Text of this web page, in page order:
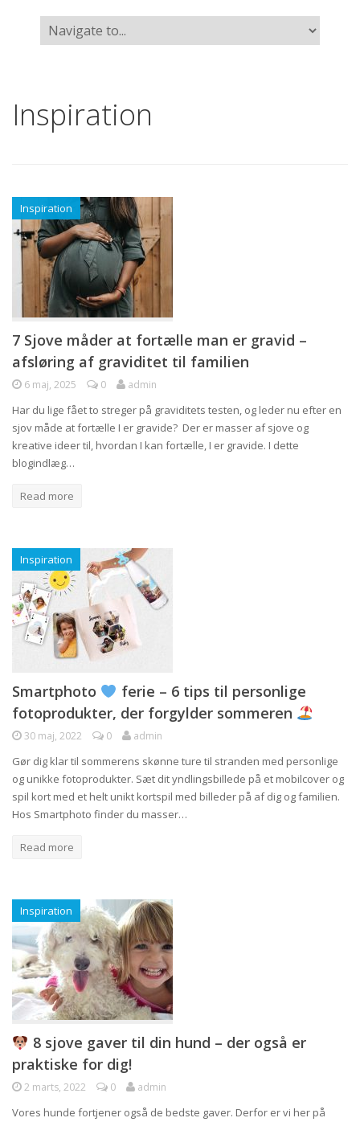
Inspiration
Inspiration
7 Sjove måder at fortælle man er gravid –
afsløring af graviditet til familien
6 maj, 2025 0 admin
Har du lige fået to streger på graviditets testen, og leder nu efter en
sjov måde at fortælle I er gravide? Der er masser af sjove og
kreative ideer til, hvordan I kan fortælle, I er gravide. I dette
blogindlæg…
Read more
Inspiration
Smartphoto
ferie – 6 tips til personlige
fotoprodukter, der forgylder sommeren
30 maj, 2022 0 admin
Gør dig klar til sommerens skønne ture til stranden med personlige
og unikke fotoprodukter. Sæt dit yndlingsbillede på et mobilcover og
spil kort med et helt unikt kortspil med billeder på af dig og familien.
Hos Smartphoto finder du masser…
Read more
Inspiration
8 sjove gaver til din hund – der også er
praktiske for dig!
2 marts, 2022 0 admin
Vores hunde fortjener også de bedste gaver. Derfor er vi her på